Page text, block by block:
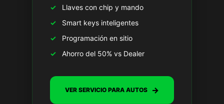
✓
Llaves con chip y mando
✓
Smart keys inteligentes
✓
Programación en sitio
✓
Ahorro del 50% vs Dealer
VER SERVICIO PARA AUTOS →